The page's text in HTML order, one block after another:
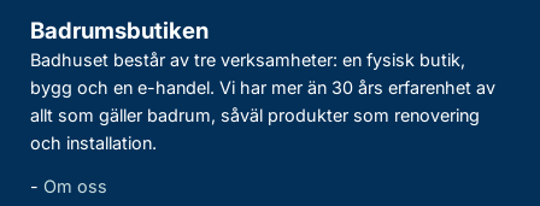
Badrumsbutiken
Badhuset består av tre verksamheter: en fysisk butik,
bygg och en e-handel. Vi har mer än 30 års erfarenhet av
allt som gäller badrum, såväl produkter som renovering
och installation.
- Om oss